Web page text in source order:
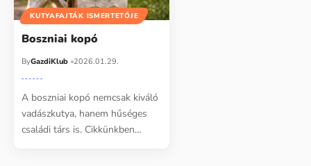
KUTYAFAJTÁK ISMERTETŐJE
Boszniai kopó
ByGazdiKlub 2026.01.29.
A boszniai kopó nemcsak kiváló
vadászkutya, hanem hűséges
családi társ is. Cikkünkben…